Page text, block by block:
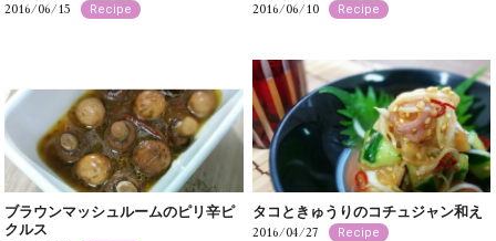
2016/06/15 Recipe 2016/06/10 Recipe
ブラウンマッシュルームのピリ辛ピ
クルス
タコときゅうりのコチュジャン和え
2016/04/27 Recipe